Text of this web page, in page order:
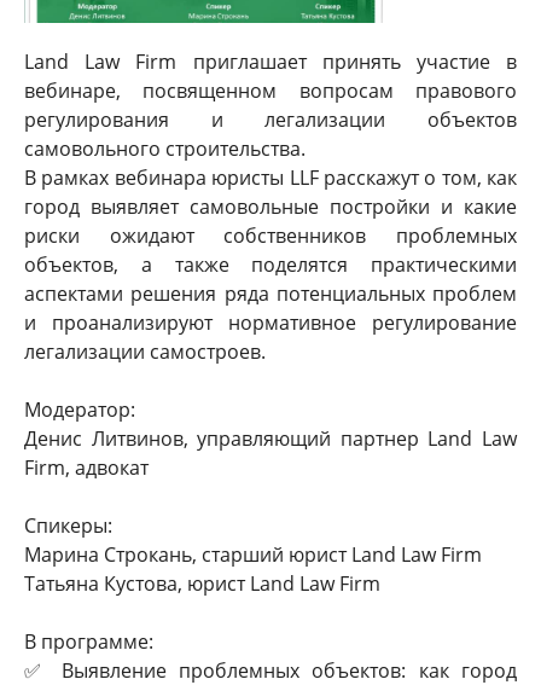
Land Law Firm приглашает принять участие в
вебинаре, посвященном вопросам правового
регулирования и легализации объектов
самовольного строительства.
В рамках вебинара юристы LLF расскажут о том, как
город выявляет самовольные постройки и какие
риски ожидают собственников проблемных
объектов, а также поделятся практическими
аспектами решения ряда потенциальных проблем
и проанализируют нормативное регулирование
легализации самостроев.
Модератор:
Денис Литвинов, управляющий партнер Land Law
Firm, адвокат
Спикеры:
Марина Строкань, старший юрист Land Law Firm
Татьяна Кустова, юрист Land Law Firm
В программе:
✅ Выявление проблемных объектов: как город